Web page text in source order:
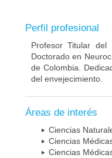
Perfil profesional
Profesor Titular
Doctorado en
de Colombia.
del envejecimiento.
Áreas de interés
Ciencias
Ciencias
Ciencias